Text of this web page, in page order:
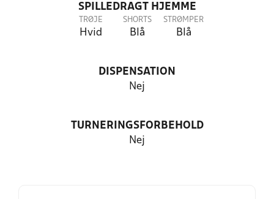
SPILLEDRAGT HJEMME
TRØJE
Hvid
SHORTS
Blå
STRØMPER
Blå
DISPENSATION
Nej
TURNERINGSFORBEHOLD
Nej